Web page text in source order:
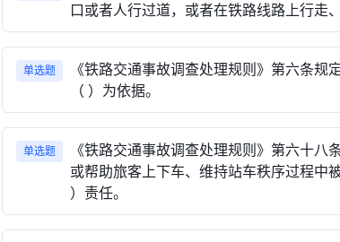
口或者人行过道，或者在铁路线路上行走
单选题
《铁路交通事故调查处理规则》第六条规
（ ）为依据。
单选题
《铁路交通事故调查处理规则》第六十
或帮助旅客上下车、维持站车秩序过程中
）责任。